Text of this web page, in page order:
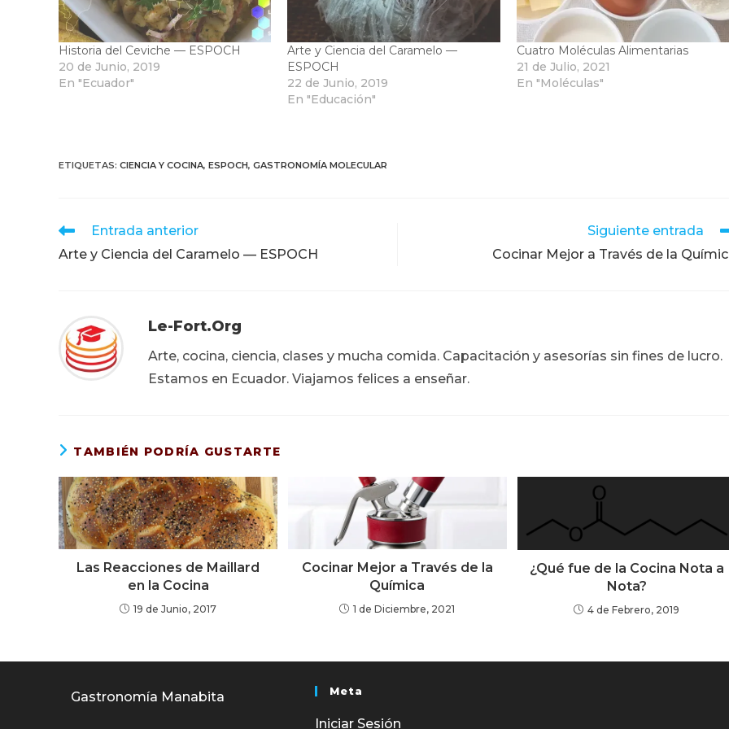
Historia del Ceviche — ESPOCH
20 de Junio, 2019
En "Ecuador"
Arte y Ciencia del Caramelo —
ESPOCH
22 de Junio, 2019
En "Educación"
Cuatro Moléculas Alimentarias
21 de Julio, 2021
En "Moléculas"
ETIQUETAS: CIENCIA Y COCINA, ESPOCH, GASTRONOMÍA MOLECULAR
Leer
artículos
Entrada anterior
Arte y Ciencia del Caramelo — ESPOCH
Siguiente entrada
Cocinar Mejor a Través de la
Le-Fort.org
Arte, cocina, ciencia, clases y mucha comida. Capacitación y asesorías sin fines de lucro.
Estamos en Ecuador. Viajamos felices a enseñar.
TAMBIÉN PODRÍA GUSTARTE
Las Reacciones de Maillard
en la Cocina
19 de Junio, 2017
Cocinar Mejor a Través de la
Química
1 de Diciembre, 2021
¿Qué fue de la Cocina Nota a
Nota?
4 de Febrero, 2019
Gastronomía Manabita Meta
Iniciar Sesión